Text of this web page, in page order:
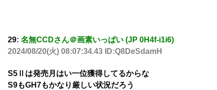
29: 名無CCDさん＠画素いっぱい (JP 0H4f-i1i6)
2024/08/20(火) 08:07:34.43 ID:Q8DeSdamH
S5Ⅱは発売月はい一位獲得してるからな
S9もGH7もかなり厳しい状況だろう